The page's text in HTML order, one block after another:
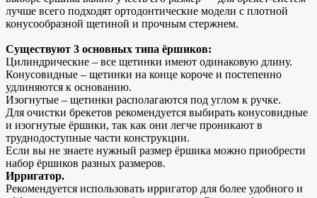
лучше всего подходят ортодонтические модели с плотной
конусообразной щетиной и прочным стержнем.
Существуют 3 основных типа ёршиков:
Цилиндрические – все щетинки имеют одинаковую длину.
Конусовидные – щетинки на конце короче и постепенно
удлиняются к основанию.
Изогнутые – щетинки располагаются под углом к ручке.
Для очистки брекетов рекомендуется выбирать конусовидные
и изогнутые ёршики, так как они легче проникают в
труднодоступные части конструкции.
Если вы не знаете нужный размер ёршика можно приобрести
набор ёршиков разных размеров.
Ирригатор.
Рекомендуется использовать ирригатор для более удобного и